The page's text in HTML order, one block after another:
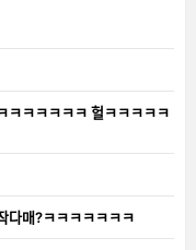
ㅋㅋㅋㅋㅋㅋㅋㅋㅋ 헐ㅋㅋㅋㅋㅋ
ㅋㅋㅋㅋㅋㅋㅋ